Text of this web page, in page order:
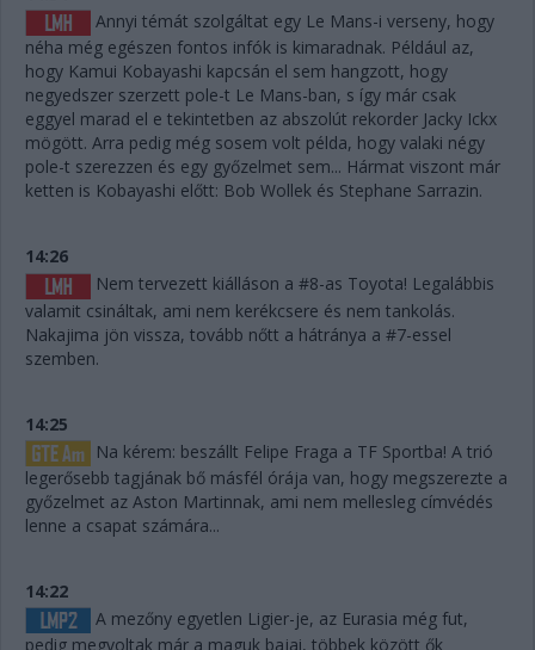
Annyi témát szolgáltat egy Le Mans-i verseny, hogy
néha még egészen fontos infók is kimaradnak. Például az,
hogy Kamui Kobayashi kapcsán el sem hangzott, hogy
negyedszer szerzett pole-t Le Mans-ban, s így már csak
eggyel marad el e tekintetben az abszolút rekorder Jacky Ickx
mögött. Arra pedig még sosem volt példa, hogy valaki négy
pole-t szerezzen és egy győzelmet sem... Hármat viszont már
ketten is Kobayashi előtt: Bob Wollek és Stephane Sarrazin.
14:26
Nem tervezett kiálláson a #8-as Toyota! Legalábbis
valamit csináltak, ami nem kerékcsere és nem tankolás.
Nakajima jön vissza, tovább nőtt a hátránya a #7-essel
szemben.
14:25
Na kérem: beszállt Felipe Fraga a TF Sportba! A trió
legerősebb tagjának bő másfél órája van, hogy megszerezte a
győzelmet az Aston Martinnak, ami nem mellesleg címvédés
lenne a csapat számára...
14:22
A mezőny egyetlen Ligier-je, az Eurasia még fut,
pedig megvoltak már a maguk bajai, többek között ők